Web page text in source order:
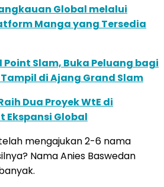
Global melalui
Manga yang Tersedia
Point Slam, Buka Peluang bagi
di Ajang Grand Slam
Dua Proyek WtE di
Ekspansi Global
mengajukan 2-6 nama
Nama Anies Baswedan